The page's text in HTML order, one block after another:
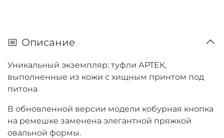
Описание
Уникальный экземпляр: туфли АРТЕК,
выполненные из кожи с хищным принтом под
питона
В обновленной версии модели кобурная кнопка
на ремешке заменена элегантной пряжкой
овальной формы.